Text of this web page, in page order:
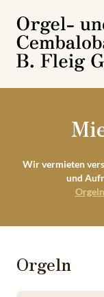
Wir vermieten
und
Orgeln
Orgeln